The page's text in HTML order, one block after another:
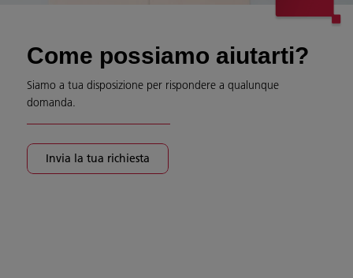
Come possiamo aiutarti?
Siamo a tua disposizione per rispondere a qualunque
domanda.
Invia la tua richiesta